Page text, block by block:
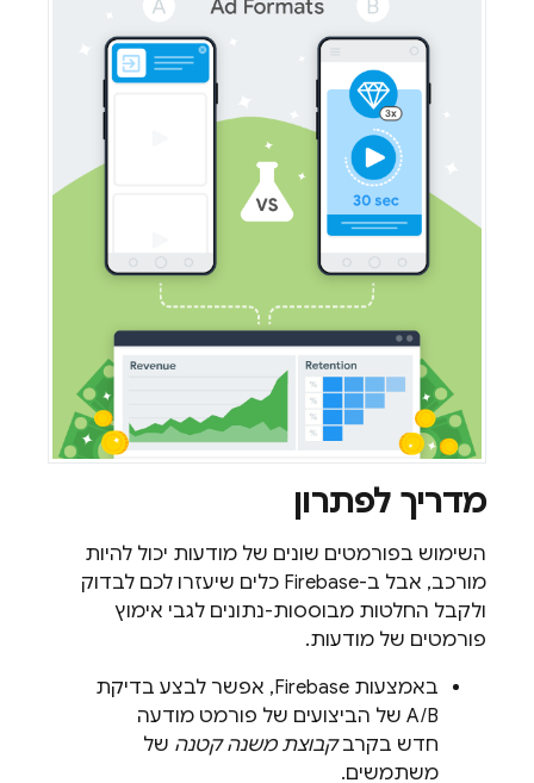
מדריך לפתרון
השימוש בפורמטים שונים של מודעות יכול להיות
מורכב, אבל ב-Firebase כלים שיעזרו לכם לבדוק
ולקבל החלטות מבוססות-נתונים לגבי אימוץ
פורמטים של מודעות.
באמצעות Firebase, אפשר לבצע בדיקת
A/B של הביצועים של פורמט מודעה
חדש בקרבקבוצת משנה קטנה של
משתמשים.